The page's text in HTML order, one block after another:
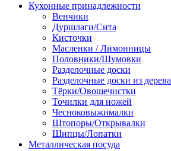
Кухонные принадлежности
Венчики
Дуршлаги/Сита
Кисточки
Масленки / Лимонницы
Половники/Шумовки
Разделочные доски
Разделочные доски из дерева
Тёрки/Овощечистки
Точилки для ножей
Чесноковыжималки
Штопоры/Открывалки
Щипцы/Лопатки
Металлическая посуда